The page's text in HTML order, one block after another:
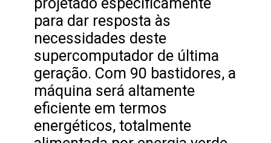
para dar resposta às
necessidades deste
supercomputador de última
geração. Com 90 bastidores, a
máquina será altamente
eficiente em termos
energéticos, totalmente